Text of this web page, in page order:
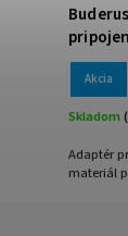
Akcia
Skladom
Adaptér
materiál